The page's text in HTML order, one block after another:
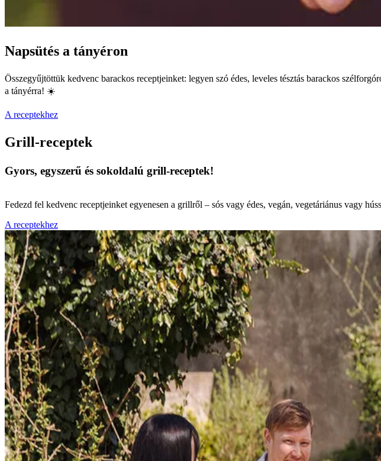
Napsütés a tányéron
Összegyűjtöttük kedvenc barackos receptjeinket: legyen szó édes, leveles tésztás barackos
a tányérra! ☀️
A receptekhez
Grill-receptek
Gyors, egyszerű és sokoldalú grill-receptek!
Fedezd fel kedvenc receptjeinket egyenesen a grillről – sós vagy édes, vegán, vegetáriánus vagy
A receptekhez